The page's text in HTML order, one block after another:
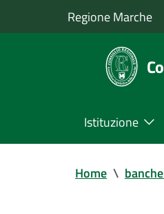
Regione Marche
Istituzione
Home \